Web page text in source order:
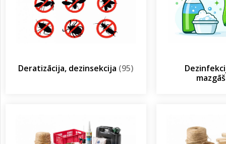
Deratizācija, dezinsekcija (95)